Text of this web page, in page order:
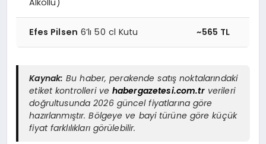
Alkollü)
Efes Pilsen 6’lı 50 cl Kutu ~565 TL
Kaynak: Bu haber, perakende satış noktalarındaki
etiket kontrolleri ve habergazetesi.com.tr verileri
doğrultusunda 2026 güncel fiyatlarına göre
hazırlanmıştır. Bölgeye ve bayi türüne göre küçük
fiyat farklılıkları görülebilir.